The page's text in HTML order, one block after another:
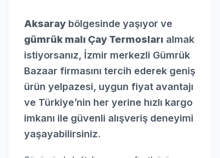
Aksaray bölgesinde yaşıyor ve
gümrük malı Çay Termosları almak
istiyorsanız, İzmir merkezli Gümrük
Bazaar firmasını tercih ederek geniş
ürün yelpazesi, uygun fiyat avantajı
ve Türkiye’nin her yerine hızlı kargo
imkanı ile güvenli alışveriş deneyimi
yaşayabilirsiniz.